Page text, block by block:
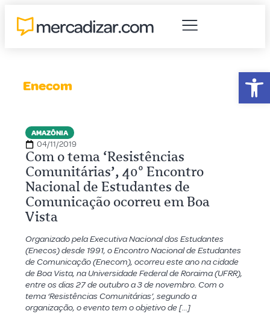
Enecom
AMAZÔNIA
04/11/2019
Com o tema ‘Resistências
Comunitárias’, 40º Encontro
Nacional de Estudantes de
Comunicação ocorreu em Boa
Vista
Organizado pela Executiva Nacional dos Estudantes
(Enecos) desde 1991, o Encontro Nacional de Estudantes
de Comunicação (Enecom), ocorreu este ano na cidade
de Boa Vista, na Universidade Federal de Roraima (UFRR),
entre os dias 27 de outubro a 3 de novembro. Com o
tema ‘Resistências Comunitárias’, segundo a
organização, o evento tem o objetivo de […]